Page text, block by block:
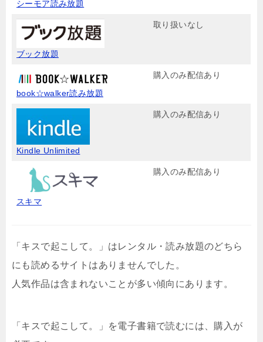
シーモア読み放題
ブック放題
取り扱いなし
book☆walker読み放題
購入のみ配信あり
Kindle Unlimited
購入のみ配信あり
スキマ
購入のみ配信あり
「キスで起こして。」はレンタル・読み放題のどちら
にも読めるサイトはありませんでした。
人気作品は含まれないことが多い傾向にあります。
「キスで起こして。」を電子書籍で読むには、購入が